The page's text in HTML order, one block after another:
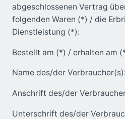
abgeschlossenen Vertrag
folgenden Waren (*) / die
Dienstleistung (*):
Bestellt am (*) / erhalten am (*):
Name des/der Verbraucher(s):
Anschrift des/der
Unterschrift des/der